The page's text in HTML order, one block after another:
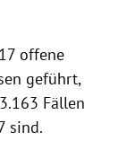
offene
geführt,
Fällen
sind.